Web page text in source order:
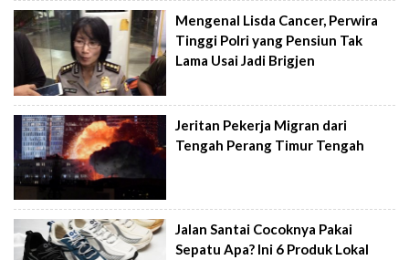
Mengenal Lisda Cancer, Perwira
Tinggi Polri yang Pensiun Tak
Lama Usai Jadi Brigjen
Jeritan Pekerja Migran dari
Tengah Perang Timur Tengah
Jalan Santai Cocoknya Pakai
Sepatu Apa? Ini 6 Produk Lokal